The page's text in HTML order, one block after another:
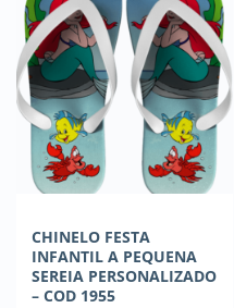
CHINELO FESTA
INFANTIL A PEQUENA
SEREIA PERSONALIZADO
– COD 1955